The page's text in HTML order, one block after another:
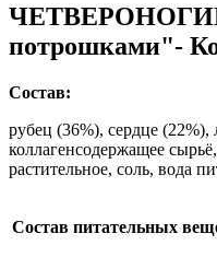
потрошками"-
Состав:
рубец (36%), сердце (22%),
коллагенсодержащее
растительное, соль, вода
Состав питательных